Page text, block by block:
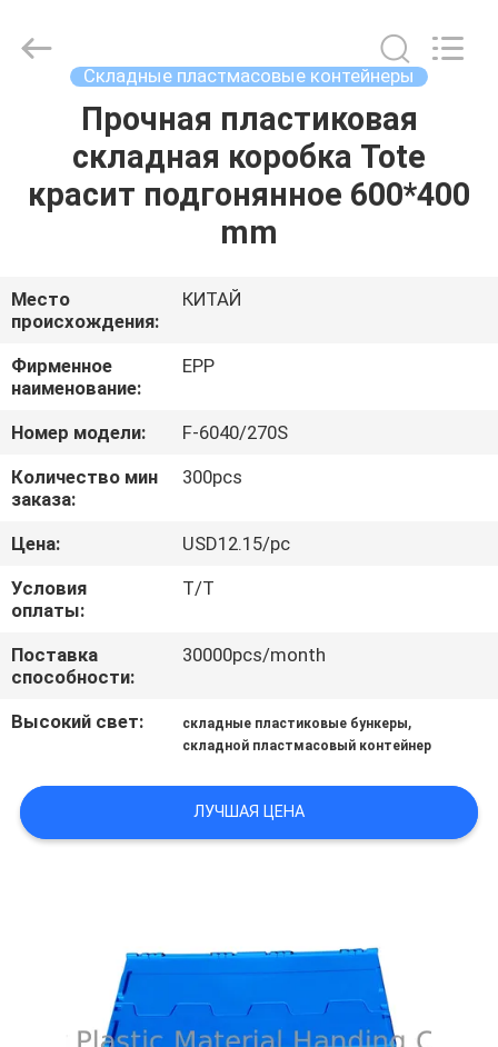
ДОМОЙ
ПРОДУКТЫ
КОМПАНИИ
ЭКСКУРСИЯ
ПО
ЗАВОДУ
КОНТРОЛЬ
КАЧЕСТВА
СВЯЖИТЕСЬ
С
РАСЦЕНКИ
PRIVACY
POLICY
2017
Rights
Reserved.
Складные пластмасовые контейнеры
Прочная пластиковая
складная коробка Tote
красит подгонянное 600*400
mm
Место
происхождения:
КИТАЙ
Фирменное
наименование:
EPP
Номер модели:
F-6040/270S
Количество мин
заказа:
300pcs
Цена:
USD12.15/pc
Условия
оплаты:
T/T
Поставка
способности:
30000pcs/month
Высокий свет: складные пластиковые бункеры,
складной пластмасовый контейнер
ЛУЧШАЯ ЦЕНА